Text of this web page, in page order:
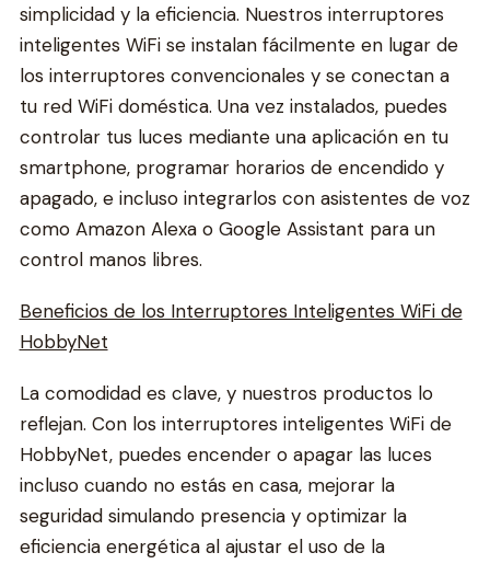
simplicidad y la eficiencia. Nuestros interruptores
inteligentes WiFi se instalan fácilmente en lugar de
los interruptores convencionales y se conectan a
tu red WiFi doméstica. Una vez instalados, puedes
controlar tus luces mediante una aplicación en tu
smartphone, programar horarios de encendido y
apagado, e incluso integrarlos con asistentes de voz
como Amazon Alexa o Google Assistant para un
control manos libres.
Beneficios de los Interruptores Inteligentes WiFi de
HobbyNet
La comodidad es clave, y nuestros productos lo
reflejan. Con los interruptores inteligentes WiFi de
HobbyNet, puedes encender o apagar las luces
incluso cuando no estás en casa, mejorar la
seguridad simulando presencia y optimizar la
eficiencia energética al ajustar el uso de la